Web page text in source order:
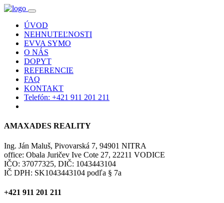
ÚVOD
NEHNUTEĽNOSTI
EVVA SYMO
O NÁS
DOPYT
REFERENCIE
FAQ
KONTAKT
Telefón: +421 911 201 211
AMAXADES REALITY
Ing. Ján Maluš, Pivovarská 7, 94901 NITRA
office: Obala Juričev Ive Cote 27, 22211 VODICE
IČO: 37077325, DIČ: 1043443104
IČ DPH: SK1043443104 podľa § 7a
+421 911 201 211